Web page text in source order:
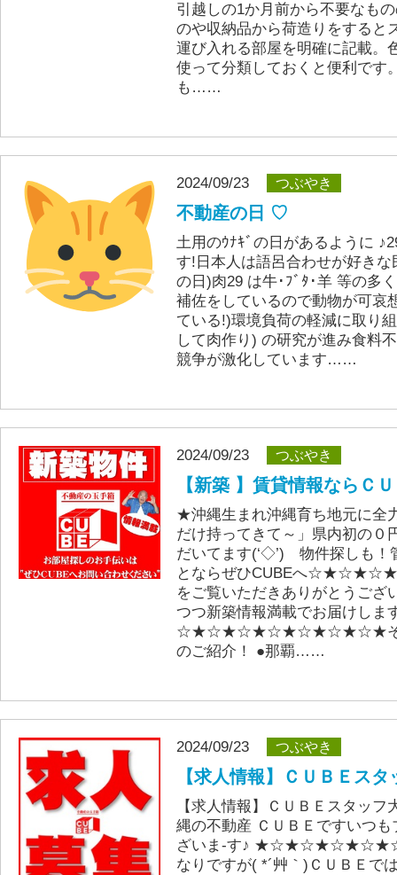
引越しの1か月前から不要なも
のや収納品から荷造りをすると
運び入れる部屋を明確に記載。
使って分類しておくと便利です
も……
2024/09/23 つぶやき
不動産の日 ♡
土用のｳﾅｷﾞの日があるように
す!日本人は語呂合わせが好き
の日)肉29 は牛･ﾌﾞﾀ･羊 等の多
補佐をしているので動物が可哀
ている!)環境負荷の軽減に取り
して肉作り) の研究が進み食料
競争が激化しています……
2024/09/23 つぶやき
【新築 】賃貸情報ならＣ
★沖縄生まれ沖縄育ち地元に全
だけ持ってきて～」県内初の０
だいてます(‘◇’)ゞ物件探しも
とならぜひCUBEへ
をご覧いただきありがとうござ
つつ新築情報満載でお届けしま
☆★☆★☆★☆★☆★☆★☆★それで
のご紹介！ ●那覇……
2024/09/23 つぶやき
【求人情報】ＣＵＢＥス
【求人情報】ＣＵＢＥスタッ
縄の不動産 ＣＵＢＥですいつ
ざいま-す♪
なりですが( *´艸｀)ＣＵＢＥで